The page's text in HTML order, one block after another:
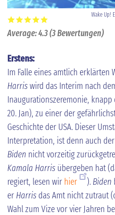
Wake Up!
Average:4.3(3Bewertungen)
Erstens:
Im Falle eines amtlich erklärten
Harriswird das Interim nach
Inaugurationszeremonie, knapp
20. Jan), zu einer der
Geschichte der USA. Dieser
Interpretation, ist denn auch
Biden nicht vorzeitig
Kamala Harris übergeben hat
regiert, lesen wir hier ). Biden
er Harris das Amt nicht zutraut
Wahl zum Vize vor vier Jahren